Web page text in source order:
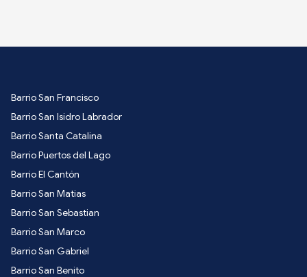
Barrio San Francisco
Barrio San Isidro Labrador
Barrio Santa Catalina
Barrio Puertos del Lago
Barrio El Cantón
Barrio San Matias
Barrio San Sebastian
Barrio San Marco
Barrio San Gabriel
Barrio San Benito